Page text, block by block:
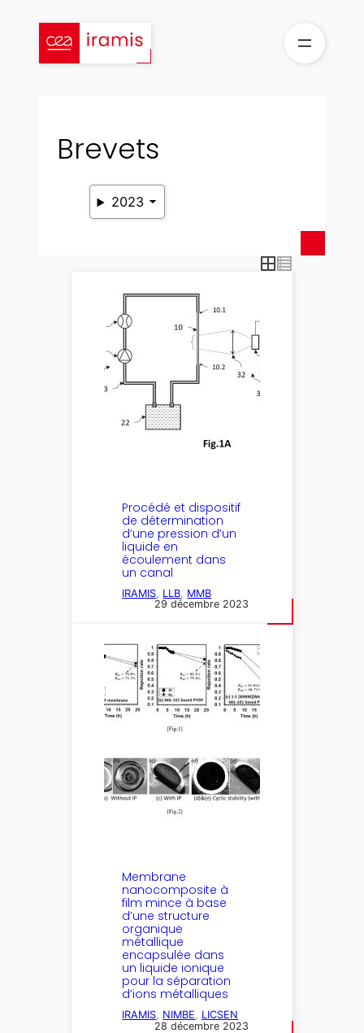
contenu
Brevets
2023
Procédé et dispositif
de détermination
d’une pression d’un
liquide en
écoulement dans
un canal
IRAMIS LLB MMB
29 décembre 2023
Membrane
nanocomposite à
film mince à base
d’une structure
organique
métallique
encapsulée dans
un liquide ionique
pour la séparation
d’ions métalliques
IRAMIS NIMBE
LICSEN
28 décembre 2023